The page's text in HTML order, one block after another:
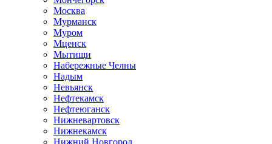
Москва
Мурманск
Муром
Мценск
Мытищи
Набережные Челны
Надым
Невьянск
Нефтекамск
Нефтеюганск
Нижневартовск
Нижнекамск
Нижний Новгород